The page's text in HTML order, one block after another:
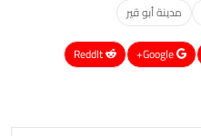
مدينة أبو قير
Google+
ReddIt